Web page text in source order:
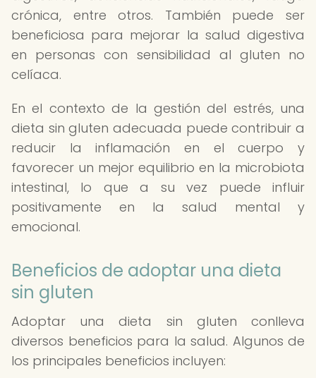
crónica, entre otros. También puede ser
beneficiosa para mejorar la salud digestiva
en personas con sensibilidad al gluten no
celíaca.
En el contexto de la gestión del estrés, una
dieta sin gluten adecuada puede contribuir a
reducir la inflamación en el cuerpo y
favorecer un mejor equilibrio en la microbiota
intestinal, lo que a su vez puede influir
positivamente en la salud mental y
emocional.
Beneficios de adoptar una dieta
sin gluten
Adoptar una dieta sin gluten conlleva
diversos beneficios para la salud. Algunos de
los principales beneficios incluyen: